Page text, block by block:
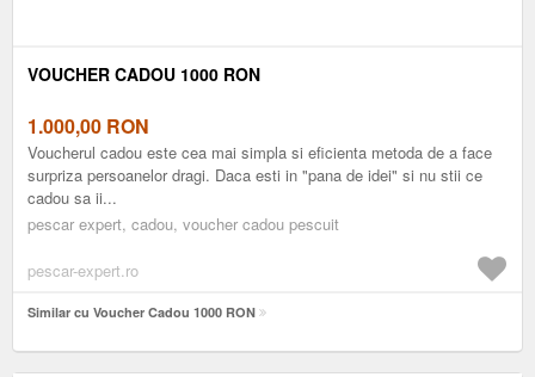
VOUCHER CADOU 1000 RON
1.000,00 RON
Voucherul cadou este cea mai simpla si eficienta metoda de a face
surpriza persoanelor dragi. Daca esti in "pana de idei" si nu stii ce
cadou sa ii...
pescar expert, cadou, voucher cadou pescuit
pescar-expert.ro
Similar cu Voucher Cadou 1000 RON